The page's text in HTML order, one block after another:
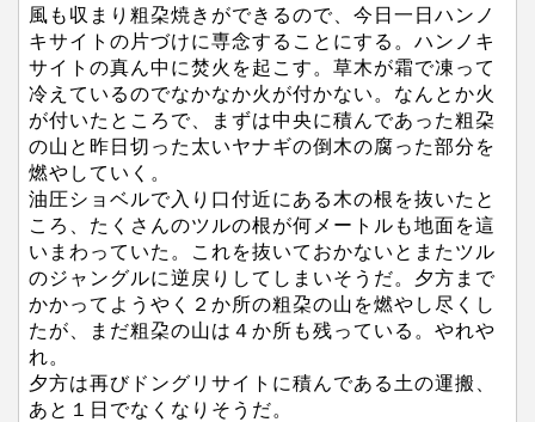
風も収まり粗朶焼きができるので、今日一日ハンノ
キサイトの片づけに専念することにする。ハンノキ
サイトの真ん中に焚火を起こす。草木が霜で凍って
冷えているのでなかなか火が付かない。なんとか火
が付いたところで、まずは中央に積んであった粗朶
の山と昨日切った太いヤナギの倒木の腐った部分を
燃やしていく。
油圧ショベルで入り口付近にある木の根を抜いたと
ころ、たくさんのツルの根が何メートルも地面を這
いまわっていた。これを抜いておかないとまたツル
のジャングルに逆戻りしてしまいそうだ。夕方まで
かかってようやく２か所の粗朶の山を燃やし尽くし
たが、まだ粗朶の山は４か所も残っている。やれや
れ。
夕方は再びドングリサイトに積んである土の運搬、
あと１日でなくなりそうだ。